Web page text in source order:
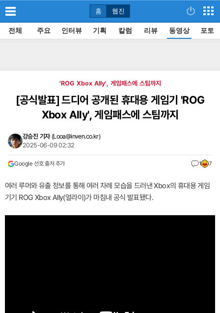
홈 웹진
전체 주요 인터뷰 기획 칼럼 리뷰 동영상 포토
'ROG Xbox Ally', 게임패스에 스팀까지
[공식발표]드디어 공개된 휴대용 게임기 'ROG
Xbox Ally', 게임패스에 스팀까지
강승진 기자 (Looa@inven.co.kr)
2025-06-09 02:32
Google 선호 출처 추가 1 7
여러 루머와 유출 정보를 통해 여러 차례 모습을 드러낸 Xbox의 휴대용 게임
기기 ROG Xbox Ally(얼라이)가 마침내 공식 발표됐다.